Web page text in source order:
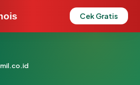
Cek Gratis
mil.co.id